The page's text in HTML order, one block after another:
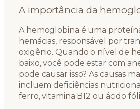
A importância da
A hemoglobina é uma
hemácias, responsável por
oxigênio. Quando o nível de
baixo, você pode estar com
pode causar isso? As causas
incluem deficiências
ferro, vitamina B12 ou ácido